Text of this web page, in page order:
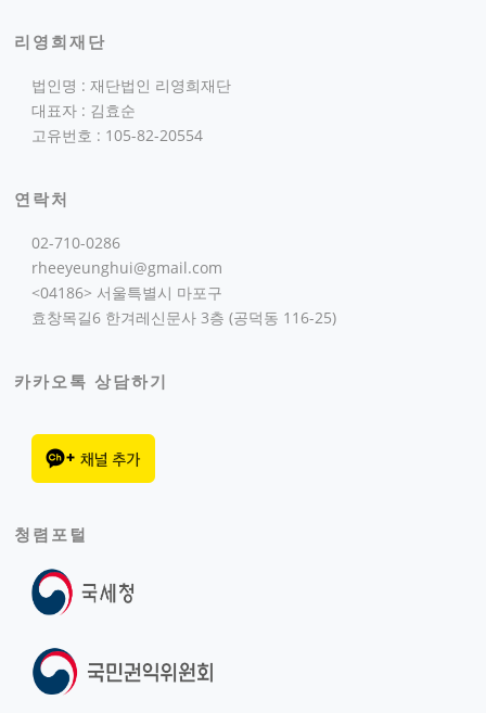
리영희재단
법인명 : 재단법인 리영희재단
대표자 : 김효순
고유번호 : 105-82-20554
연락처
02-710-0286
rheeyeunghui@gmail.com
<04186> 서울특별시 마포구
효창목길6 한겨레신문사 3층 (공덕동 116-25)
카카오톡 상담하기
청렴포털